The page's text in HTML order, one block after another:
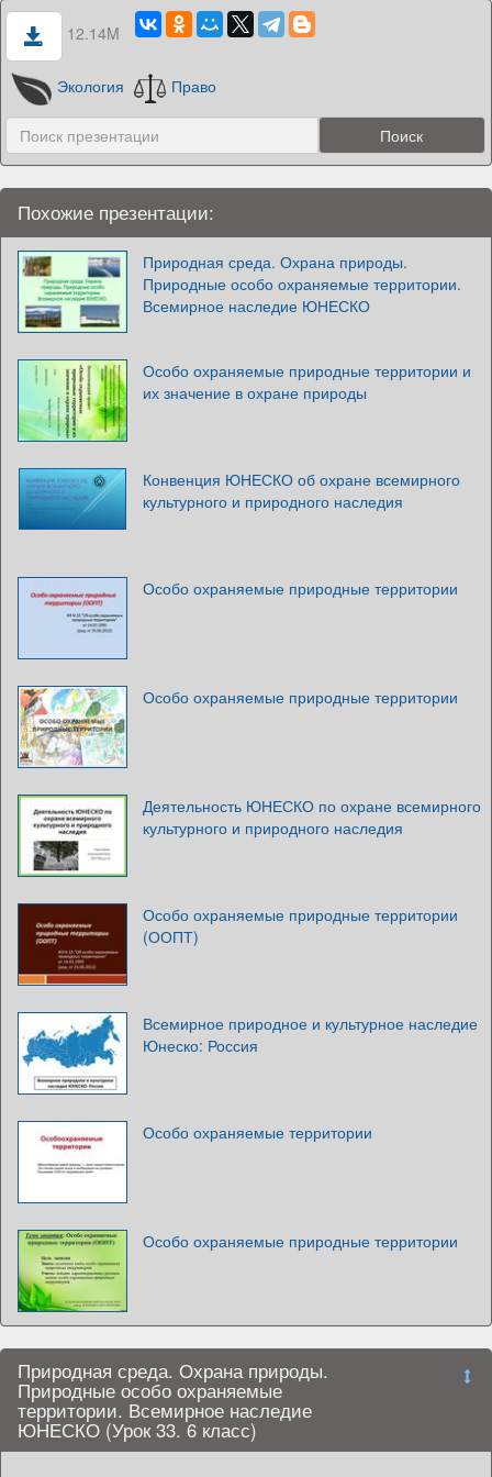
12.14M
Экология Право
Похожие презентации:
Природная среда. Охрана природы.
Природные особо охраняемые территории.
Всемирное наследие ЮНЕСКО
Особо охраняемые природные территории и
их значение в охране природы
Конвенция ЮНЕСКО об охране всемирного
культурного и природного наследия
Особо охраняемые природные территории
Особо охраняемые природные территории
Деятельность ЮНЕСКО по охране всемирного
культурного и природного наследия
Особо охраняемые природные территории
(ООПТ)
Всемирное природное и культурное наследие
Юнеско: Россия
Особо охраняемые территории
Особо охраняемые природные территории
Природная среда. Охрана природы.
Природные особо охраняемые
территории. Всемирное наследие
ЮНЕСКО (Урок 33. 6 класс)